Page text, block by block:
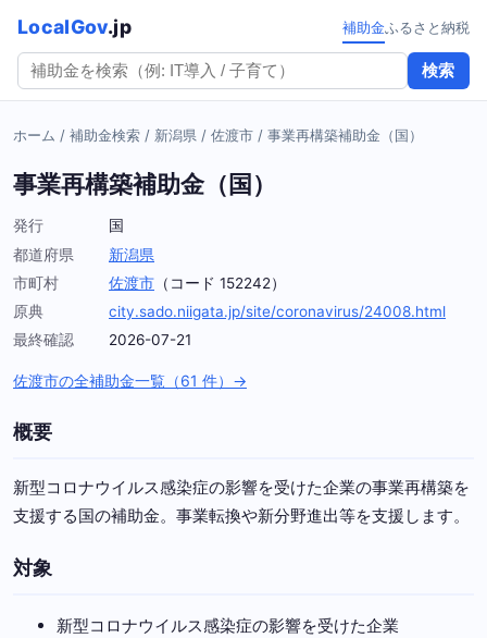
LocalGov.jp
検索
補助金ふるさと納税
ホーム / 補助金検索 / 新潟県 / 佐渡市 / 事業再構築補助金（国）
事業再構築補助金（国）
発行
国
都道府県
新潟県
市町村
佐渡市 （コード 152242）
原典
city.sado.niigata.jp/site/coronavirus/24008.html
最終確認
2026-07-21
佐渡市の全補助金一覧（61 件）→
概要
新型コロナウイルス感染症の影響を受けた企業の事業再構築を
支援する国の補助金。事業転換や新分野進出等を支援します。
対象
新型コロナウイルス感染症の影響を受けた企業